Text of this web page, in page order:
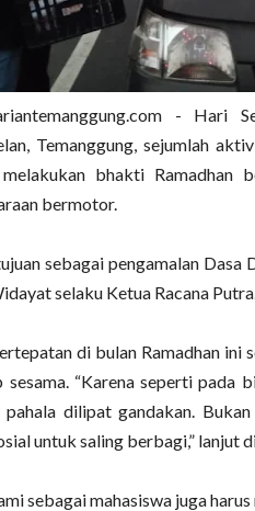
-
Temanggung, sejumlah
melakukan bhakti
bermotor.
sebagai pengamalan Dasa
selaku Ketua Racana
di bulan Ramadhan ini
“Karena seperti pada
dilipat gandakan.
untuk saling berbagi,” lanjut
sebagai mahasiswa juga